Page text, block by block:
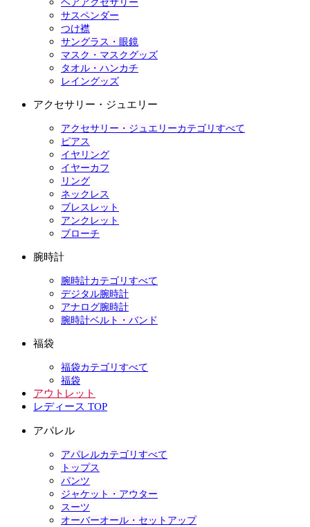
ヘアアクセサリー
サスペンダー
つけ襟
サングラス・眼鏡
マスク・マスクグッズ
タオル・ハンカチ
レイングッズ
アクセサリー・ジュエリー
アクセサリー・ジュエリーカテゴリすべて
ピアス
イヤリング
イヤーカフ
リング
ネックレス
ブレスレット
アンクレット
ブローチ
腕時計
腕時計カテゴリすべて
デジタル腕時計
アナログ腕時計
腕時計ベルト・バンド
福袋
福袋カテゴリすべて
福袋
アウトレット
レディース TOP
アパレル
アパレルカテゴリすべて
トップス
パンツ
ジャケット・アウター
スーツ
オーバーオール・セットアップ